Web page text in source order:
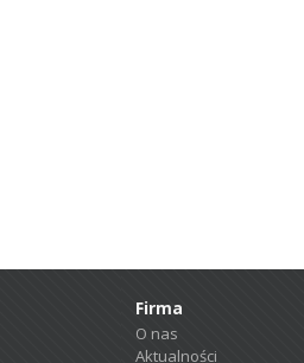
Firma
O nas
Aktualności